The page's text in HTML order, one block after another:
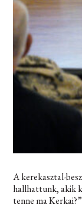
A kerekasztal-
hallhattunk, akik
tenne ma